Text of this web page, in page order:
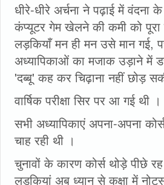
धीरे-धीरे अर्चना ने पढ़ाई में वंदना
कंप्यूटर गेम खेलने की कमी को पूरा
लड़कियाँ मन ही मन उसे मान गई,
अध्यापिकाओं का मजाक उड़ाने में
'दब्बू' कह कर चिढ़ाना नहीं छोड़
वार्षिक परीक्षा सिर पर आ गई थी ।
सभी अध्यापिकाएं अपना-अपना
चाह रही थी ।
चुनावों के कारण कोर्स थोड़े पीछे
लड़कियां अब ध्यान से कक्षा में